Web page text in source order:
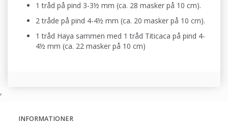
1 tråd på pind 3-3½ mm (ca. 28 masker på 10 cm).
2 tråde på pind 4-4½ mm (ca. 20 masker på 10 cm).
1 tråd Haya sammen med 1 tråd Titicaca på pind 4-
4½ mm (ca. 22 masker på 10 cm)
,
INFORMATIONER